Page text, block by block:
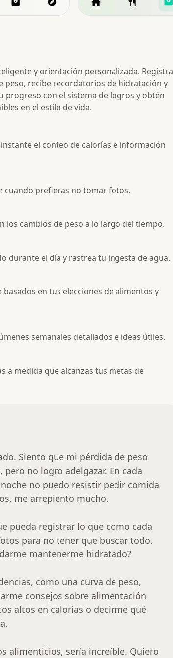
y orientación personalizada. Registra
recibe recordatorios de hidratación y
progreso con el sistema de logros y obtén
en el estilo de vida.
el conteo de calorías e información
cuando prefieras no tomar fotos.
cambios de peso a lo largo del tiempo.
durante el día y rastrea tu ingesta de agua.
en tus elecciones de alimentos y
semanales detallados e ideas útiles.
a medida que alcanzas tus metas de
Siento que mi pérdida de peso
no logro adelgazar. En cada
no puedo resistir pedir comida
me arrepiento mucho.
pueda registrar lo que como cada
para no tener que buscar todo.
mantenerme hidratado?
como una curva de peso,
consejos sobre alimentación
altos en calorías o decirme qué
alimenticios, sería increíble. Quiero